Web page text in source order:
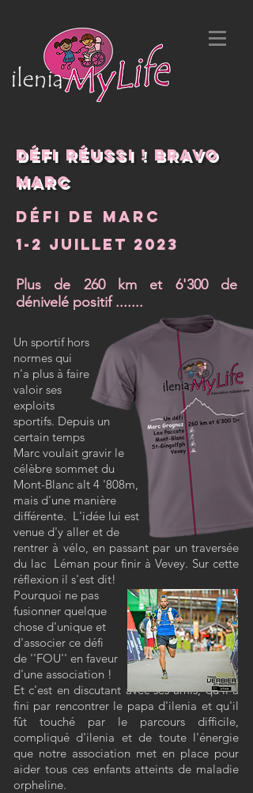
Défi réussi ! Bravo
MARC
Défi de Marc
1-2 juillet 2023
Plus de 260 km et 6'300 de
dénivelé positif .......
Un sportif hors
normes qui
n'a plus à faire
valoir ses
exploits
sportifs. Depuis un
certain temps
Marc voulait gravir le
célèbre sommet du
Mont-Blanc alt 4 '808m,
mais d'une manière
différente. L'idée lui est
venue d'y aller et de
rentrer à vélo, en passant par un traversée
du lac Léman pour finir à Vevey. Sur cette
réflexion il s'est dit!
Pourquoi ne pas
fusionner quelque
chose d'unique et
d'associer ce défi
de ''FOU'' en faveur
d'une association !
Et c'est endiscutant avec ses amis, qu'il a
fini par rencontrerle papa d'ilenia et qu'il
fût touché par le parcours difficile,
compliquéd'ilenia et de toute l'énergie
que notre association met en place pour
aider tousces enfants atteints de maladie
orpheline.